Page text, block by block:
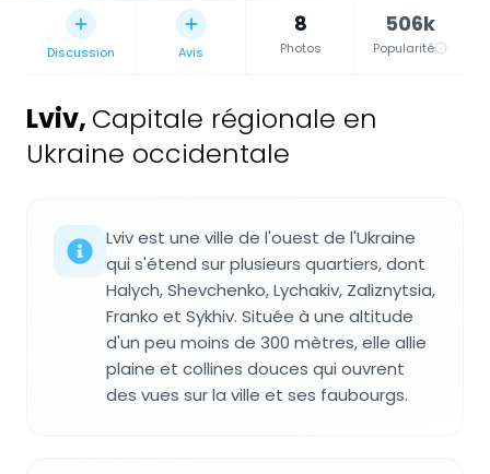
Discussion Avis
8
Photos
506k
Popularité
Lviv, Capitale régionale en
Ukraine occidentale
Lviv est une ville de l'ouest de l'Ukraine
qui s'étend sur plusieurs quartiers, dont
Halych, Shevchenko, Lychakiv, Zaliznytsia,
Franko et Sykhiv. Située à une altitude
d'un peu moins de 300 mètres, elle allie
plaine et collines douces qui ouvrent
des vues sur la ville et ses faubourgs.